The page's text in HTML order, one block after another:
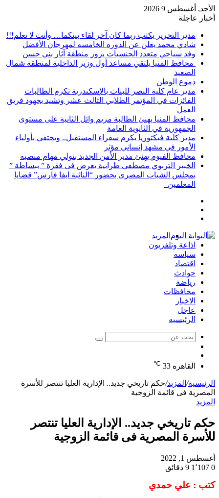
الأحد, أغسطس 9 2026
أخبار عاجلة
مدير التحرير يكتب ربما كان آخر لقاء بينكما… وأنت لا تعلم!!!
شادي محمد يعلن عن الدوره الخامسه لمهرجان الأفضل
وفد سياحي متعدد الجنسيات يزور منطقة آثار بني حسن
محافظ المنيا يلتقي مساعد أول وزير الداخلية لمنطقة شمال
الصعيد
دموع الوطن
مدير عام كلية النصر للبنات بالإسكندرية تكرم الطالبات
الفائزات في المؤتمر الطلابي الثالث عشر وتشيد بجهود فريق
العمل
محافظ المنيا يهنئ الطالبة مريم وائل الثانية على مستوى
الجمهورية في الثانوية العامة
مدير كلية فيكتوريا يكرم سفراء المستقبل.. ويحتفي بأولياء
الأمور في مشهد إنساني مؤثر
محافظ الفيوم يهنئ مدير الأمن الجديد بتولي مهام منصبه
الخبير التربوي مصطفى طرابية يعرض فى فقرة ” ببساطة ”
بمجلس الشباب المصرى بحضور “النائبة ايفا فارس” قضايا
المعلمين
المزيد
اذاعة وتلفزيون
سياسه
اقتصاد
حوادث
رياضة
محافظات
الاخبار
عاجل
الرئيسيه
بحث
عشوائي
القاهره 33
℃
الرئيسية/ المزيد/حكم تاريخي جديد.. الإدارية العليا تنتصر للأسرة
المصرية فى قائمة الزوجية
المزيد
حكم تاريخي جديد.. الإدارية العليا تنتصر
للأسرة المصرية فى قائمة الزوجية
أغسطس 1, 2022
0
9 دقائق
كتب : علي حمدي